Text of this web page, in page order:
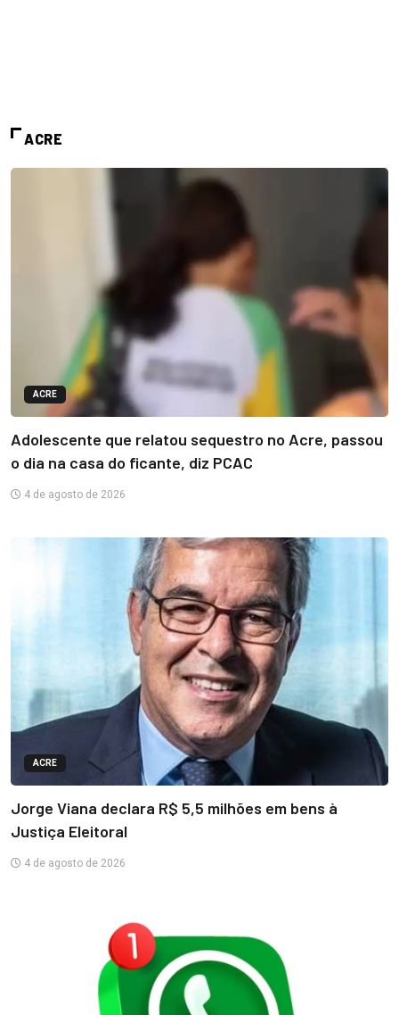
ACRE
ACRE
Adolescente que relatou sequestro no Acre, passou
o dia na casa do ficante, diz PCAC
4 de agosto de 2026
ACRE
Jorge Viana declara R$ 5,5 milhões em bens à
Justiça Eleitoral
4 de agosto de 2026